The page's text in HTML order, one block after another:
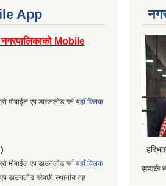
App
नगरपालिकाको Mobile
मोबाईल एप डाउनलोड गर्न यहाँ क्लिक
मोबाईल एप डाउनलोड गर्न यहाँ क्लिक
डाउनलोड गरेपछी स्थानीय तह
सम्पर्क